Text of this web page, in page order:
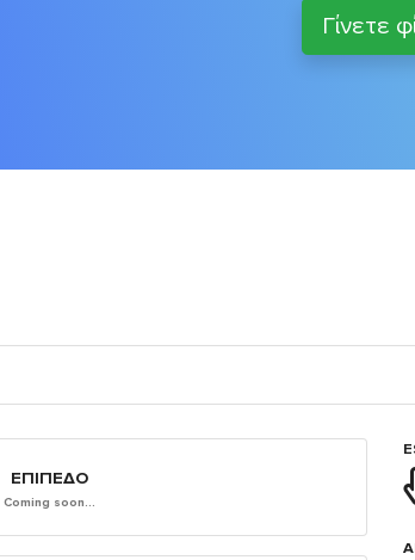
Γίνετε
ΕΠΊΠΕΔΟ
Coming soon...